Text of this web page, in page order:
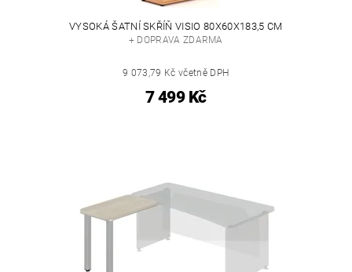
VYSOKÁ ŠATNÍ SKŘÍŇ VISIO 80X60X183,5 CM
+ DOPRAVA ZDARMA
9 073,79 Kč včetně DPH
7 499 Kč